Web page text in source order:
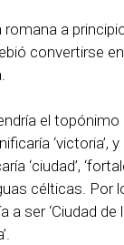
a
convertirse
el topónimo
‘victoria’,
‘ciudad’,
célticas. Por
a ser ‘Ciudad de